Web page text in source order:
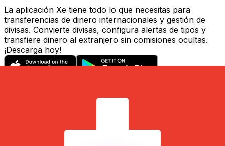
La aplicación Xe tiene todo lo que necesitas para
transferencias de dinero internacionales y gestión de
divisas. Convierte divisas, configura alertas de tipos y
transfiere dinero al extranjero sin comisiones ocultas.
¡Descarga hoy!